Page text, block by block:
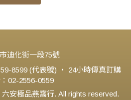
迪化街一段75號
8599 (代表號) ‧ 24小時傳真訂購
02-2556-0559
安極品燕窩行. All rights reserved.